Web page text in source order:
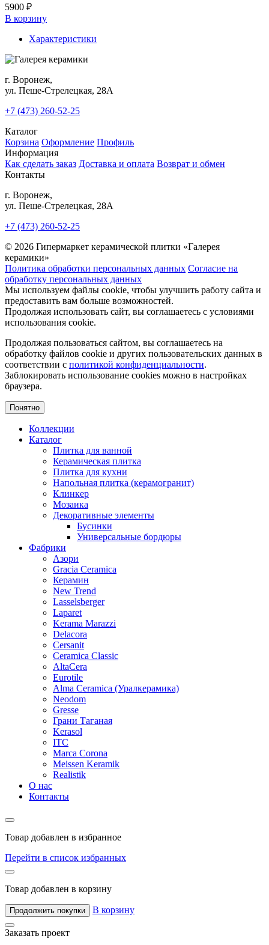
5900 ₽
В корзину
Характеристики
г. Воронеж,
ул. Пеше-Cтрелецкая, 28А
+7 (473) 260-52-25
Каталог
Корзина Оформление Профиль
Информация
Как сделать заказ Доставка и оплата Возврат и обмен
Контакты
г. Воронеж,
ул. Пеше-Cтрелецкая, 28А
+7 (473) 260-52-25
© 2026 Гипермаркет керамической плитки «Галерея
керамики»
Политика обработки персональных данных Согласие на
обработку персональных данных
Мы используем файлы cookie, чтобы улучшить работу сайта и
предоставить вам больше возможностей.
Продолжая использовать сайт, вы соглашаетесь с условиями
использования cookie.
Продолжая пользоваться сайтом, вы соглашаетесь на
обработку файлов cookie и других пользовательских данных в
соответствии с политикой конфиденциальности.
Заблокировать использование cookies можно в настройках
браузера.
Понятно
Коллекции
Каталог
Плитка для ванной
Керамическая плитка
Плитка для кухни
Напольная плитка (керамогранит)
Клинкер
Мозаика
Декоративные элементы
Бусинки
Универсальные бордюры
Фабрики
Азори
Gracia Ceramica
Керамин
New Trend
Lasselsberger
Laparet
Kerama Marazzi
Delacora
Cersanit
Ceramica Classic
AltaCera
Eurotile
Alma Ceramica (Уралкерамика)
Neodom
Gresse
Грани Таганая
Kerasol
ITC
Marca Corona
Meissen Keramik
Realistik
О нас
Контакты
Товар добавлен в избранное
Перейти в список избранных
Товар добавлен в корзину
Продолжить покупки В корзину
Заказать проект